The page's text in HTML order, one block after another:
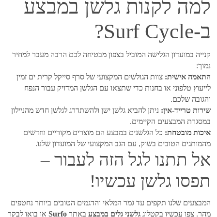
למה לקנות גלשן במבצע
ב-Surf Cycle?
קנייה במועדון הגלישה המוביל בצפון מבטיחה לכם הרבה מעבר למחיר
נמוך:
התאמה אישית: צוות הגולשים המקצועי של סרף סייקל קרית ים זמין
לייעוץ טלפוני או בחנות כדי שתצאו עם הגלשן המדויק עבור הנפח
והגובה שלכם.
שירות טרייד-אין: ניתן להביא גלשן ישן ולהשתדרג לגלשן חדש מהניילון
במסגרת המבצעים הקיימים.
איכות מובטחת: כל הגלשנים במבצע הם מוצרים מקוריים וחדשים
מהמותגים הטובים בשוק, עם הגב המקצועי של המועדון שלנו.
אל תתנו לגל הזה לעבור –
תפסו גלשן עכשיו!
המבצעים שלנו תקפים עד גמר המלאי והדגמים הטובים ביותר נחטפים
מהר. צפו עכשיו בקטלוגגלשני גלים במבצע באתרSurfo או בואו לבקר